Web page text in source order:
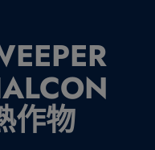
作物